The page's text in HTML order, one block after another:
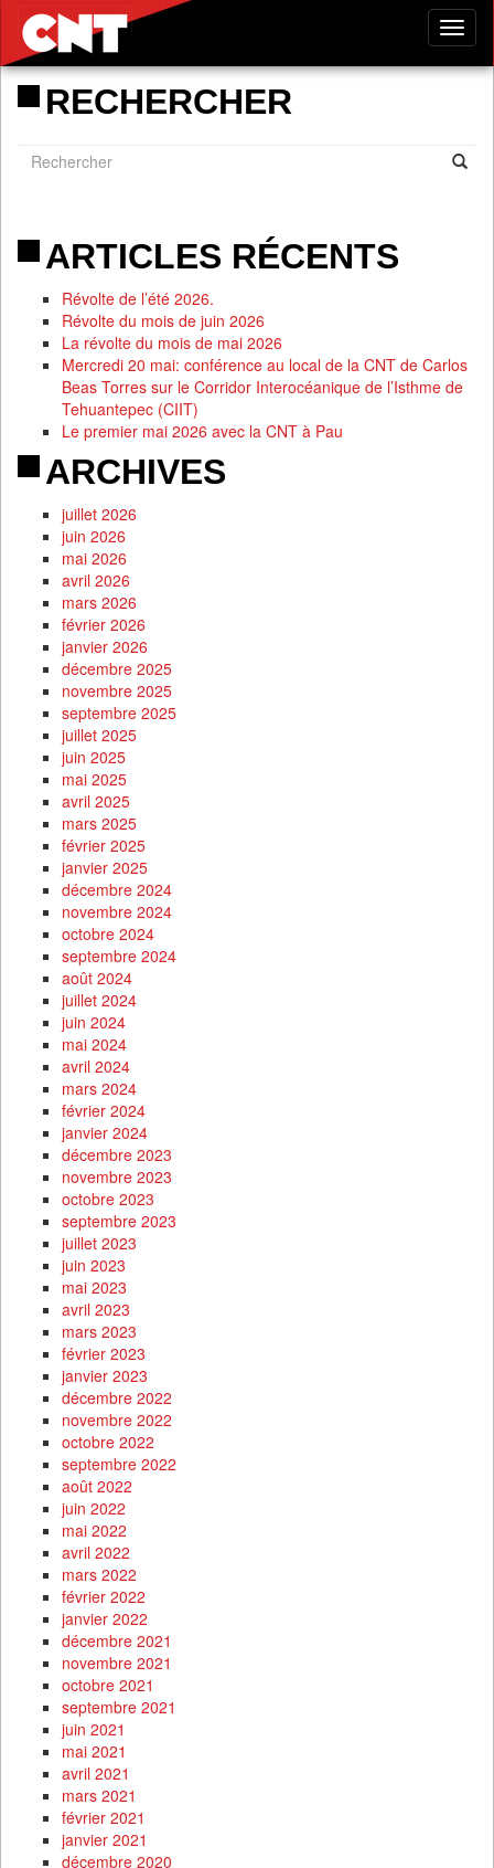
RECHERCHER
ARTICLES RÉCENTS
Révolte de l’été 2026.
Révolte du mois de juin 2026
La révolte du mois de mai 2026
Mercredi 20 mai: conférence au local de la CNT de Carlos
Beas Torres sur le Corridor Interocéanique de l’Isthme de
Tehuantepec (CIIT)
Le premier mai 2026 avec la CNT à Pau
ARCHIVES
juillet 2026
juin 2026
mai 2026
avril 2026
mars 2026
février 2026
janvier 2026
décembre 2025
novembre 2025
septembre 2025
juillet 2025
juin 2025
mai 2025
avril 2025
mars 2025
février 2025
janvier 2025
décembre 2024
novembre 2024
octobre 2024
septembre 2024
août 2024
juillet 2024
juin 2024
mai 2024
avril 2024
mars 2024
février 2024
janvier 2024
décembre 2023
novembre 2023
octobre 2023
septembre 2023
juillet 2023
juin 2023
mai 2023
avril 2023
mars 2023
février 2023
janvier 2023
décembre 2022
novembre 2022
octobre 2022
septembre 2022
août 2022
juin 2022
mai 2022
avril 2022
mars 2022
février 2022
janvier 2022
décembre 2021
novembre 2021
octobre 2021
septembre 2021
juin 2021
mai 2021
avril 2021
mars 2021
février 2021
janvier 2021
décembre 2020